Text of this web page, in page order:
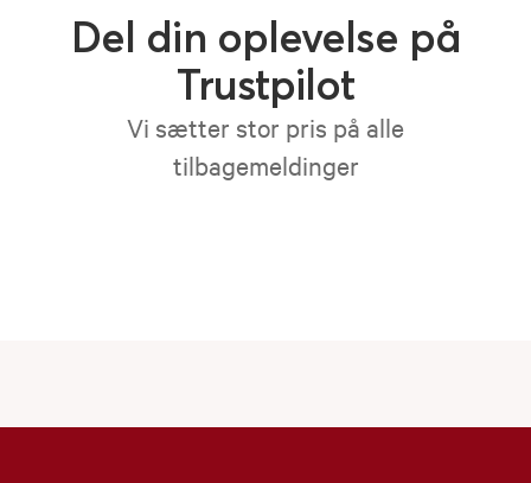
Del din oplevelse på
Trustpilot
Vi sætter stor pris på alle
tilbagemeldinger